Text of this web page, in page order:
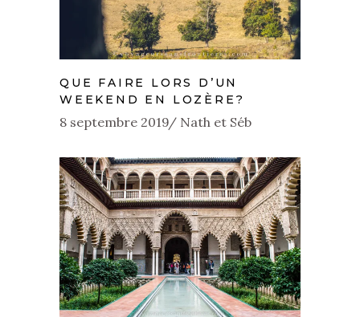
QUE FAIRE LORS D’UN
WEEKEND EN LOZÈRE?
8 septembre 2019 Nath et Séb